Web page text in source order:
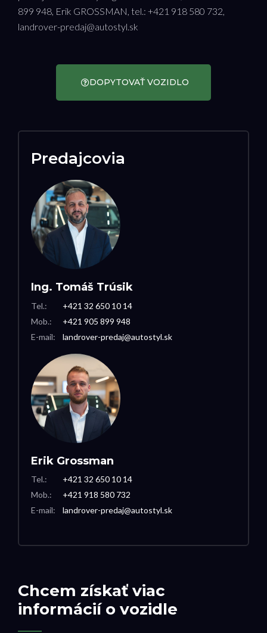
Chcem získať viac
informácií o vozidle
899 948, Erik GROSSMAN, tel.: +421 918 580 732,
landrover-predaj@autostyl.sk
DOPYTOVAŤ VOZIDLO
Predajcovia
Ing. Tomáš Trúsik
Tel.:
Mob.:
E-mail:
+421 32 650 10 14
+421 905 899 948
landrover-predaj@autostyl.sk
Erik Grossman
Tel.:
Mob.:
E-mail:
+421 32 650 10 14
+421 918 580 732
landrover-predaj@autostyl.sk